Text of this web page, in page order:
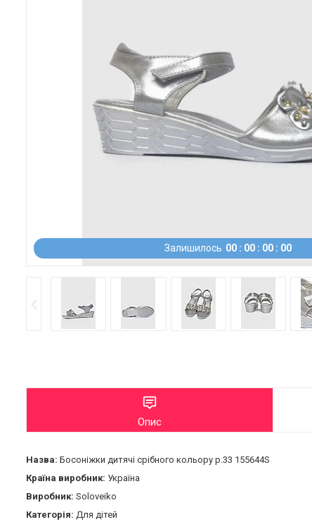
Залишилось 00 00 00 00
Опис
Назва: Босоніжки дитячі срібного кольору р.33 155644S
Країна виробник: Україна
Виробник: Soloveiko
Категорія: Для дітей